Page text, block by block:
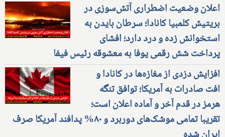
اعلان وضعیت اضطراری آتش‌سوزی در
بریتیش کلمبیا کانادا؛ سرطان بایدن به
استخوانش زده و درد دارد؛ افشای
پرداخت شش رقمی یوفا به معشوقه رئیس فیفا
افزایش دزدی از مغازه‌ها در کانادا و
افت صادرات به آمریکا؛ توافق تنگه
هرمز در قدم آخر و آماده اعلان است؛
تقریبا تمامی موشک‌های دوربرد و ۸۰% پدافند آمریکا صرف